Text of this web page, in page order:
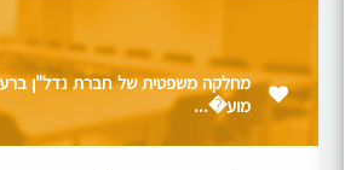
מחלקה משפטית של חברת נדל"ן
מוע�...